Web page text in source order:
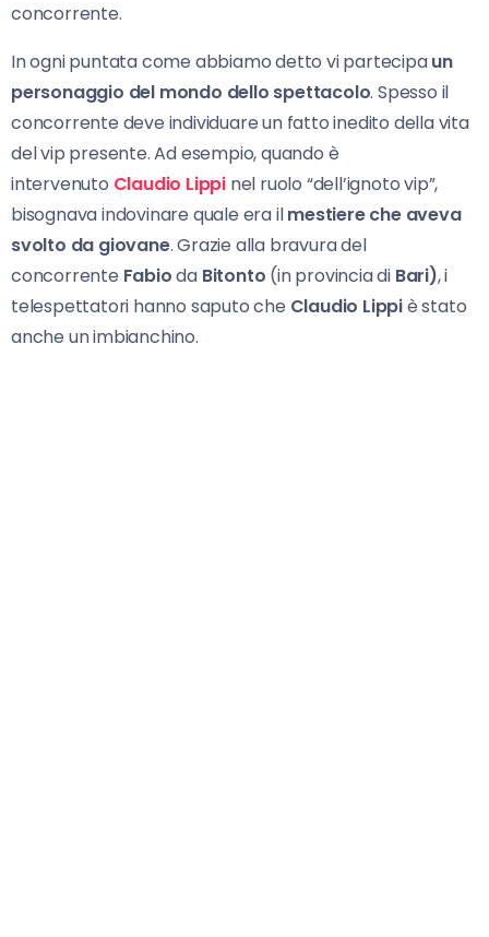
concorrente.
In ogni puntata come abbiamo detto vi partecipaun
personaggio del mondo dello spettacolo. Spesso il
concorrente deve individuare un fatto inedito della vita
del vip presente. Ad esempio, quando è
intervenuto Claudio Lippi nel ruolo “dell’ignoto vip”,
bisognava indovinare quale era ilmestiere che aveva
svolto da giovane. Grazie alla bravura del
concorrente Fabioda Bitonto (in provincia di Bari), i
telespettatori hanno saputo che Claudio Lippiè stato
anche un imbianchino.